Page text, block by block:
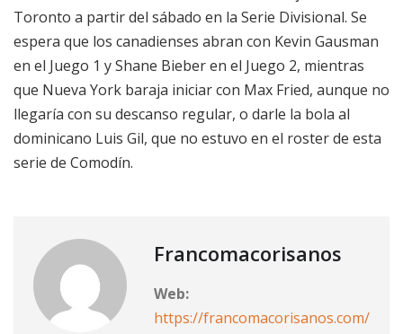
Toronto a partir del sábado en la Serie Divisional. Se
espera que los canadienses abran con Kevin Gausman
en el Juego 1 y Shane Bieber en el Juego 2, mientras
que Nueva York baraja iniciar con Max Fried, aunque no
llegaría con su descanso regular, o darle la bola al
dominicano Luis Gil, que no estuvo en el roster de esta
serie de Comodín.
Francomacorisanos
Web:
https://francomacorisanos.com/